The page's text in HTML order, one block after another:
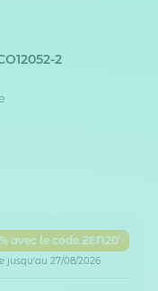
2
avec le code ZEN20
jusqu'au 27/08/2026